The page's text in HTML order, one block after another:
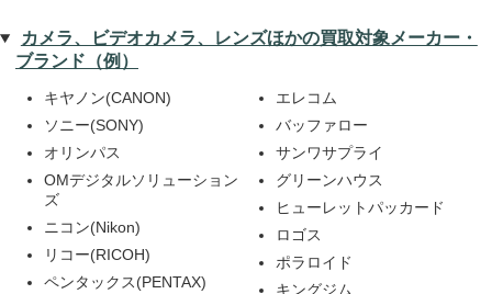
カメラ、ビデオカメラ、レンズほかの買取対象メーカー・
ブランド（例）
キヤノン(CANON)
ソニー(SONY)
オリンパス
OMデジタルソリューション
ズ
ニコン(Nikon)
リコー(RICOH)
ペンタックス(PENTAX)
エレコム
バッファロー
サンワサプライ
グリーンハウス
ヒューレットパッカード
ロゴス
ポラロイド
キングジム